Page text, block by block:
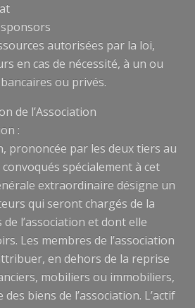
autorisées par la loi,
en cas de nécessité, à un ou
ou privés.
de l’Association
:
prononcée par les deux tiers au
spécialement à cet
extraordinaire désigne un
qui seront chargés de la
l’association et dont elle
Les membres de l’association
en dehors de la reprise
mobiliers ou immobiliers,
biens de l’association. L’actif